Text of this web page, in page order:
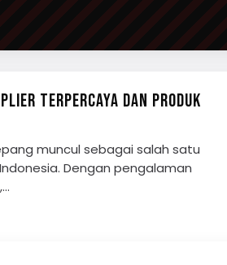
TERPERCAYA DAN PRODUK
muncul sebagai salah satu
Dengan pengalaman